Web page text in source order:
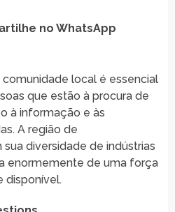
no WhatsApp
comunidade local é essencial
que estão à procura de
à informação e às
A região de
diversidade de indústrias
enormemente de uma força
disponível.